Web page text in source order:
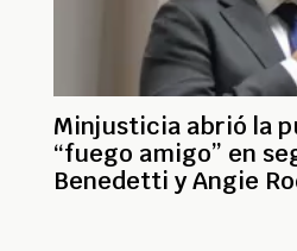
Minjusticia abrió la
“fuego amigo” en
Benedetti y Angie